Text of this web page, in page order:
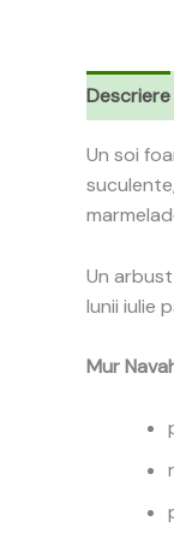
Descriere
Un soi
Un
lunii iulie
Mur